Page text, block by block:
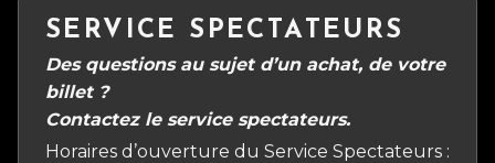
SERVICE SPECTATEURS
Des questions au sujet d’un achat, de votre
billet ?
Contactez le service spectateurs.
Horaires d’ouverture du Service Spectateurs :